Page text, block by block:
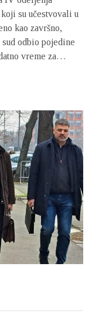
su učestvovali u
kao završno,
sud odbio pojedine
vreme za